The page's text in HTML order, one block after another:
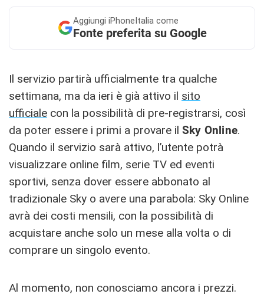
Aggiungi iPhoneItalia come
Fonte preferita su Google
Il servizio partirà ufficialmente tra qualche
settimana, ma da ieri è già attivo il sito
ufficiale con la possibilità di pre-registrarsi, così
da poter essere i primi a provare il Sky Online.
Quando il servizio sarà attivo, l’utente potrà
visualizzare online film, serie TV ed eventi
sportivi, senza dover essere abbonato al
tradizionale Sky o avere una parabola: Sky Online
avrà dei costi mensili, con la possibilità di
acquistare anche solo un mese alla volta o di
comprare un singolo evento.
Al momento, non conosciamo ancora i prezzi.